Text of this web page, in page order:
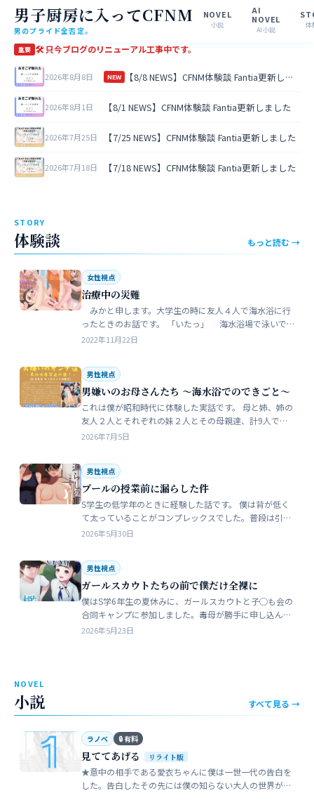
男子厨房に入ってCFNM
男のプライド全否定。
NOVEL
小説
AI
NOVEL
AI小説 体
重要 🛠 只今ブログのリニューアル工事中です。
2026年8月8日 NEW 【8/8 NEWS】CFNM体験談 Fantia更新しました
2026年8月1日 【8/1 NEWS】CFNM体験談 Fantia更新しました
2026年7月25日 【7/25 NEWS】CFNM体験談 Fantia更新しました
2026年7月18日 【7/18 NEWS】CFNM体験談 Fantia更新しました
STORY
体験談 もっと読む →
女性視点
治療中の災難
みかと申します。大学生の時に友人４人で海水浴に行
ったときのお話です。 「いたっ」 海水浴場で泳いで
いたら、友人のしいなが空瓶で足を切っちゃったんで
2022年11月22日
男性視点
男嫌いのお母さんたち 〜海水浴でのできごと〜
これは僕が昭和時代に体験した実話です。 母と姉、姉の
友人２人とそれぞれの妹２人とその母親達、計9人で海
水浴に行きました。当時、僕はS学５年生で姉の美香はC
2026年7月5日
男性視点
プールの授業前に漏らした件
S学生の低学年のときに経験した話です。 僕は背が低く
て太っていることがコンプレックスでした。普段は引っ
込み思案で大人しい性格をしています。 ただ何でもよく
2026年5月30日
男性視点
ガールスカウトたちの前で僕だけ全裸に
僕はS学6年生の夏休みに、ガールスカウトと子◯も会の
合同キャンプに参加しました。毒母が勝手に申し込んだ
強制的なイベントでした。まったく乗り気がしません。
2026年5月23日
NOVEL
小説 すべて見る →
ラノベ 🔒 有料
見ててあげる リライト版
★意中の相手である愛衣ちゃんに僕は一世一代の告白を
した。告白したその先には僕の知らない大人の世界が待